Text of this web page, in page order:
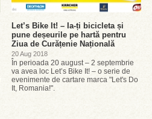
Let’s Bike It! – Ia-ți bicicleta și
pune deșeurile pe hartă pentru
Ziua de Curățenie Națională
20 Aug 2018
În perioada 20 august – 2 septembrie
va avea loc Let’s Bike It! – o serie de
evenimente de cartare marca "Let's Do
It, Romania!".